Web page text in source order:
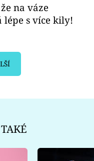
na váze
s více kily!